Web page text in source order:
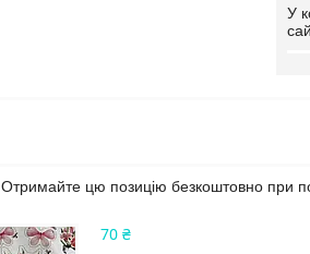
У
Отримайте цю позицію безкоштовно при
70 ₴